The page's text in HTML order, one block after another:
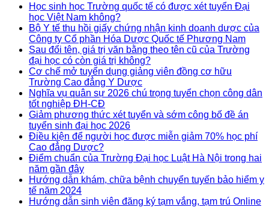
Học sinh học Trường quốc tế có được xét tuyển Đại
học Việt Nam không?
Bộ Y tế thu hồi giấy chứng nhận kinh doanh dược của
Công ty Cổ phần Hóa Dược Quốc tế Phương Nam
Sau đổi tên, giá trị văn bằng theo tên cũ của Trường
đại học có còn giá trị không?
Cơ chế mở tuyển dụng giảng viên đồng cơ hữu
Trường Cao đẳng Y Dược
Nghĩa vụ quân sự 2026 chú trọng tuyển chọn công dân
tốt nghiệp ĐH-CĐ
Giảm phương thức xét tuyển và sớm công bố đề án
tuyển sinh đại học 2026
Điều kiện để người học được miễn giảm 70% học phí
Cao đẳng Dược?
Điểm chuẩn của Trường Đại học Luật Hà Nội trong hai
năm gần đây
Hướng dẫn khám, chữa bệnh chuyển tuyến bảo hiểm y
tế năm 2024
Hướng dẫn sinh viên đăng ký tạm vắng, tạm trú Online